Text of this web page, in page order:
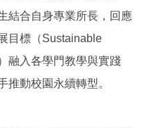
結合自身專業所長，回應
目標（Sustainable
融入各學門教學與實踐
推動校園永續轉型。